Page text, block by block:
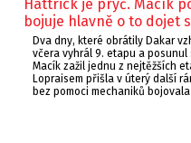
Hattrick je pryč. Macík
bojuje hlavně o to dojet
Dva dny, které obrátily Dakar
včera vyhrál 9. etapu a
Macík zažil jednu z nejtěžších
Lopraisem přišla v úterý další
bez pomoci mechaniků